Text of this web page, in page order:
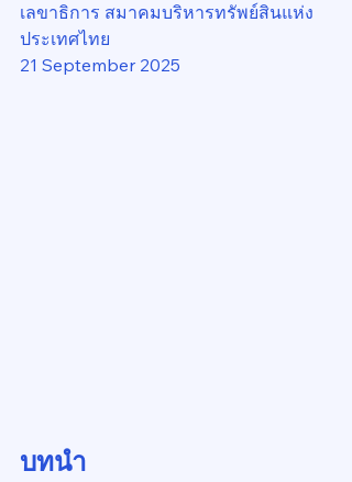
เลขาธิการ สมาคมบริหารทรัพย์สินแห่ง
ประเทศไทย
21 September 2025
บทนำ